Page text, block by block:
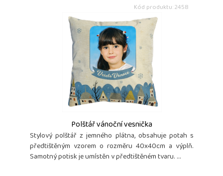
Kód produktu: 2458
Polštář vánoční vesnička
Stylový polštář z jemného plátna, obsahuje potah s
předtištěným vzorem o rozměru 40x40cm a výplň.
Samotný potisk je umístěn v předtištěném tvaru. ...